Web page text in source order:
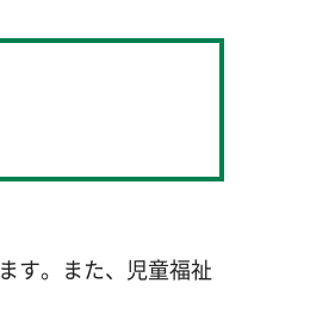
す。また、児童福祉